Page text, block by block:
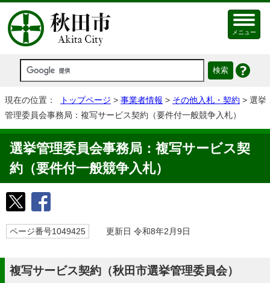
メニュー
現在の位置： トップページ > 事業者情報 > その他入札・契約 > 選挙
管理委員会事務局：複写サービス契約（要件付一般競争入札）
選挙管理委員会事務局：複写サービス契
約（要件付一般競争入札）
ページ番号1049425 更新日 令和8年2月9日
複写サービス契約（秋田市選挙管理委員会）